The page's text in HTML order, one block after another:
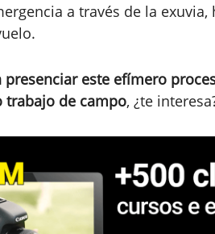
a través de la
presenciar este efímero
trabajo de campo, ¿te